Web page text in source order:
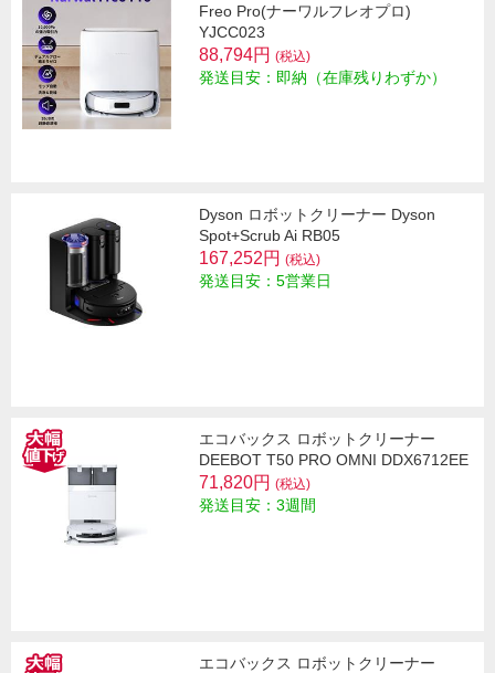
Freo Pro(ナーワルフレオプロ)
YJCC023
88,794円 (税込)
発送目安：即納（在庫残りわずか）
Dyson ロボットクリーナー Dyson
Spot+Scrub Ai RB05
167,252円 (税込)
発送目安：5営業日
エコバックス ロボットクリーナー
DEEBOT T50 PRO OMNI DDX6712EE
71,820円 (税込)
発送目安：3週間
エコバックス ロボットクリーナー